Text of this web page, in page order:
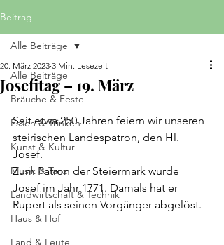
Beitrag
Alle Beiträge
Bräuche & Feste
Essen & Trinken
Kunst & Kultur
Musik & Tanz
Landwirtschaft & Technik
Haus & Hof
Land & Leute
Alle Beiträge
Josefitag – 19. März
20. März 2023 3 Min. Lesezeit
Seit etwa 250 Jahren feiern wir unseren
steirischen Landespatron, den Hl.
Josef.
Zum Patron der Steiermark wurde
Josef im Jahr 1771. Damals hat er
Rupert als seinen Vorgänger abgelöst.